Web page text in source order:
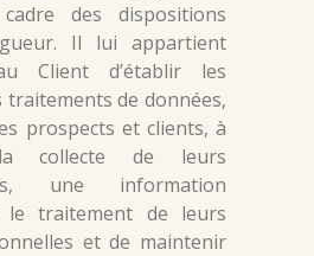
des dispositions
Il lui appartient
Client d’établir les
traitements de données,
prospects et clients, à
collecte de leurs
une information
le traitement de leurs
et de maintenir